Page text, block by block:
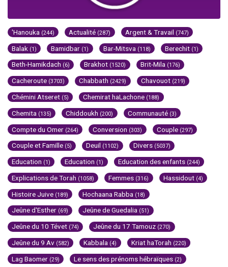
'Hanouka (244) Actualité (287) Argent & Travail (747)
Balak (1) Bamidbar (1) Bar-Mitsva (118) Berechit (1)
Beth-Hamikdach (6) Brakhot (1520) Brit-Mila (176)
Cacheroute (3703) Chabbath (2429) Chavouot (219)
Chémini Atseret (5) Chemirat haLachone (188)
Chemita (135) Chiddoukh (200) Communauté (3)
Compte du Omer (264) Conversion (303) Couple (297)
Couple et Famille (5) Deuil (1102) Divers (5037)
Education (1) Education (1) Education des enfants (244)
Explications de Torah (1058) Femmes (316) Hassidout (4)
Histoire Juive (189) Hochaana Rabba (18)
Jeûne d'Esther (69) Jeûne de Guedalia (51)
Jeûne du 10 Tévet (74) Jeûne du 17 Tamouz (270)
Jeûne du 9 Av (582) Kabbala (4) Kriat haTorah (220)
Lag Baomer (29) Le sens des prénoms hébraïques (2)